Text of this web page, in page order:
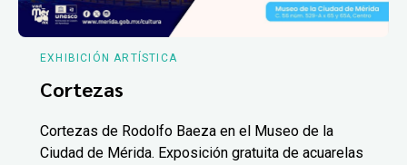
EXHIBICIÓN ARTÍSTICA
Cortezas
Cortezas de Rodolfo Baeza en el Museo de la
Ciudad de Mérida. Exposición gratuita de acuarelas